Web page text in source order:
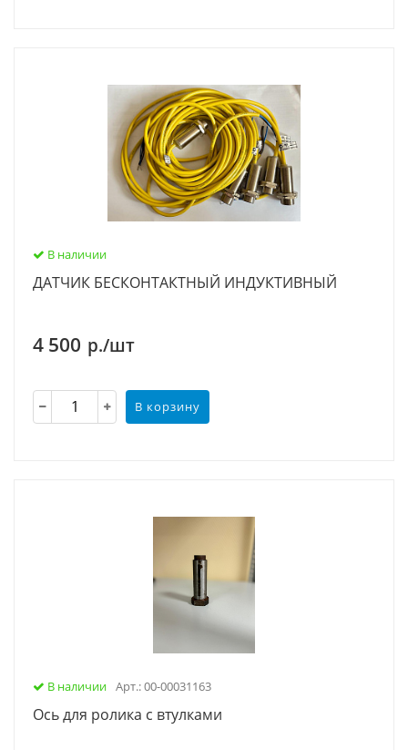
В наличии
ДАТЧИК БЕСКОНТАКТНЫЙ ИНДУКТИВНЫЙ
4 500 р./шт
В корзину
В наличии Арт.: 00-00031163
Ось для ролика с втулками